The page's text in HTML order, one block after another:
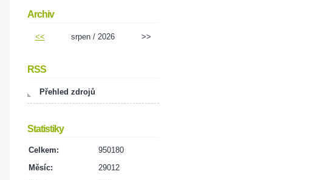
Archiv
<< srpen / 2026 >>
RSS
Přehled zdrojů
Statistiky
Celkem:
950180
Měsíc:
29012